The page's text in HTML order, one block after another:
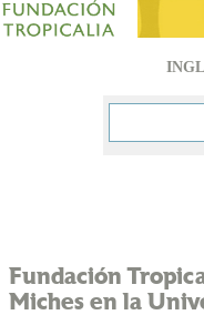
Fundación
Miches en la